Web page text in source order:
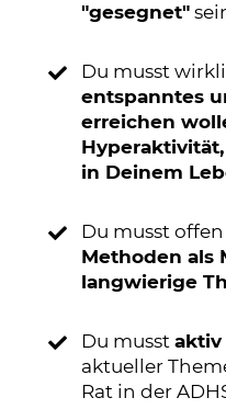
"gesegnet"
Du musst
entspanntes
erreichen
in Deinem
Du musst
Methoden als
langwierige
Du musst aktiv
aktueller
Rat in der